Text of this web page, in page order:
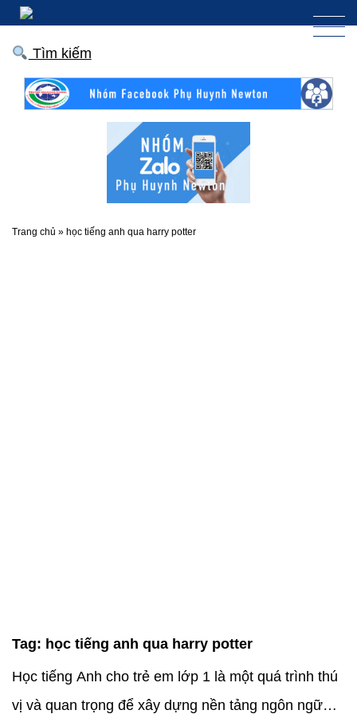
Tìm kiếm
Trang chủ » học tiếng anh qua harry potter
Tag: học tiếng anh qua harry potter
Học tiếng Anh cho trẻ em lớp 1 là một quá trình thú
vị và quan trọng để xây dựng nền tảng ngôn ngữ